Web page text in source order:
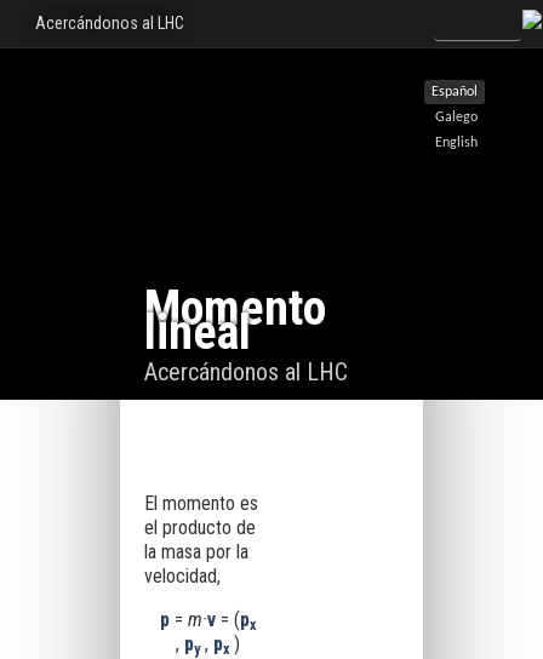
Español
Galego
English
Acercándonos al LHC
Momento
lineal
Acercándonos al LHC
El momento es
el producto de
la masa por la
velocidad,
p = m·v = (px
, py, px)